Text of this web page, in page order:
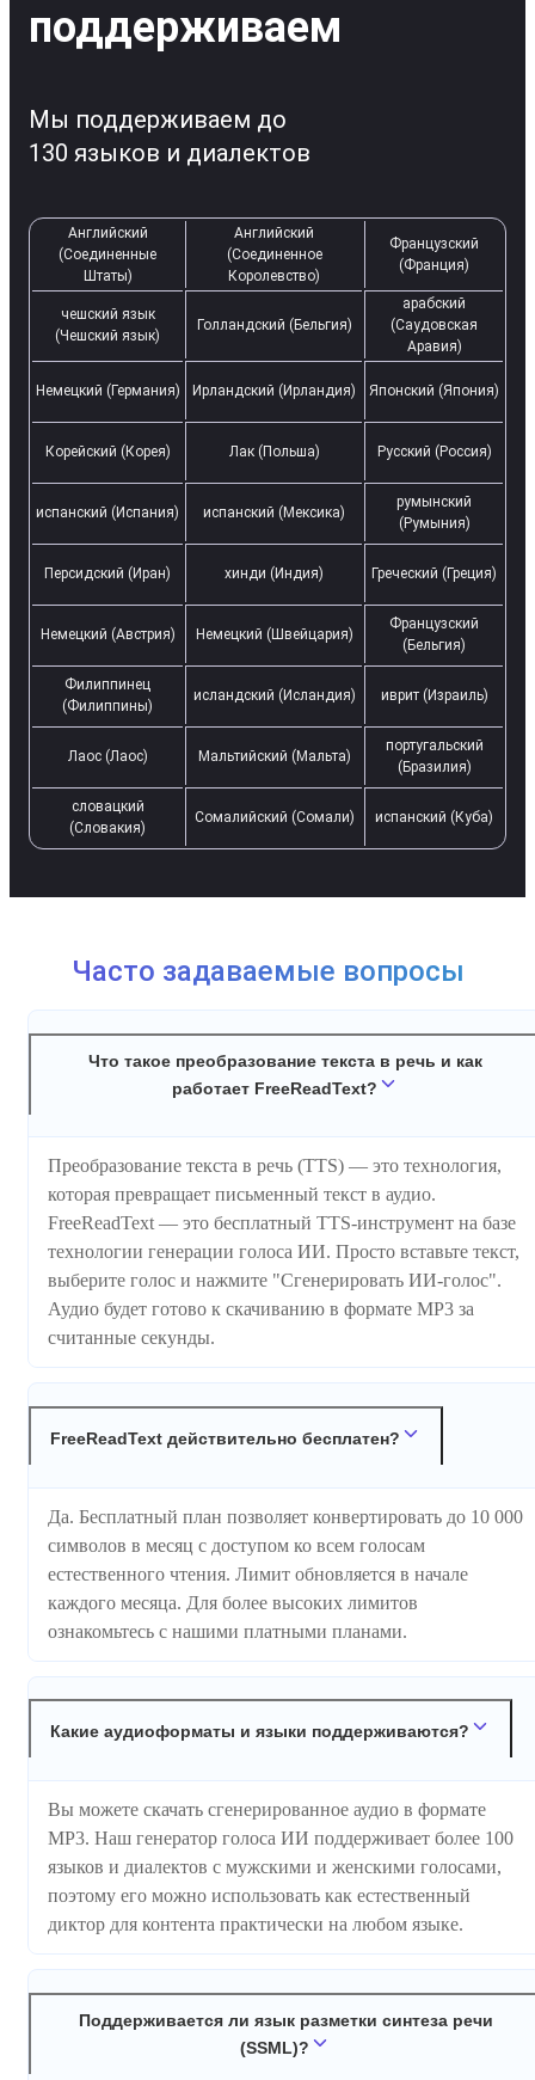
поддерживаем
Мы поддерживаем до
130 языков и диалектов
Английский
(Соединенные
Штаты)
Английский
(Соединенное
Королевство)
Французский
(Франция)
чешский язык
(Чешский язык)
Голландский (Бельгия)
арабский
(Саудовская
Аравия)
Немецкий (Германия) Ирландский (Ирландия) Японский (Япония)
Корейский (Корея) Лак (Польша) Русский (Россия)
испанский (Испания) испанский (Мексика)
румынский
(Румыния)
Персидский (Иран) хинди (Индия) Греческий (Греция)
Немецкий (Австрия) Немецкий (Швейцария)
Французский
(Бельгия)
Филиппинец
(Филиппины)
исландский (Исландия) иврит (Израиль)
Лаос (Лаос) Мальтийский (Мальта)
португальский
(Бразилия)
словацкий
(Словакия)
Сомалийский (Сомали) испанский (Куба)
Часто задаваемые вопросы
Что такое преобразование текста в речь и как
работает FreeReadText?
Преобразование текста в речь (TTS) — это технология,
которая превращает письменный текст в аудио.
FreeReadText — это бесплатный TTS-инструмент на базе
технологии генерации голоса ИИ. Просто вставьте текст,
выберите голос и нажмите "Сгенерировать ИИ-голос".
Аудио будет готово к скачиванию в формате MP3 за
считанные секунды.
FreeReadText действительно бесплатен?
Да. Бесплатный план позволяет конвертировать до 10 000
символов в месяц с доступом ко всем голосам
естественного чтения. Лимит обновляется в начале
каждого месяца. Для более высоких лимитов
ознакомьтесь с нашими платными планами.
Какие аудиоформаты и языки поддерживаются?
Вы можете скачать сгенерированное аудио в формате
MP3. Наш генератор голоса ИИ поддерживает более 100
языков и диалектов с мужскими и женскими голосами,
поэтому его можно использовать как естественный
диктор для контента практически на любом языке.
Поддерживается ли язык разметки синтеза речи
(SSML)?